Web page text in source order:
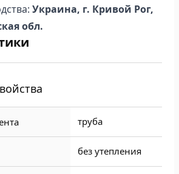
Украина, г. Кривой Рог,
обл.
труба
без утепления